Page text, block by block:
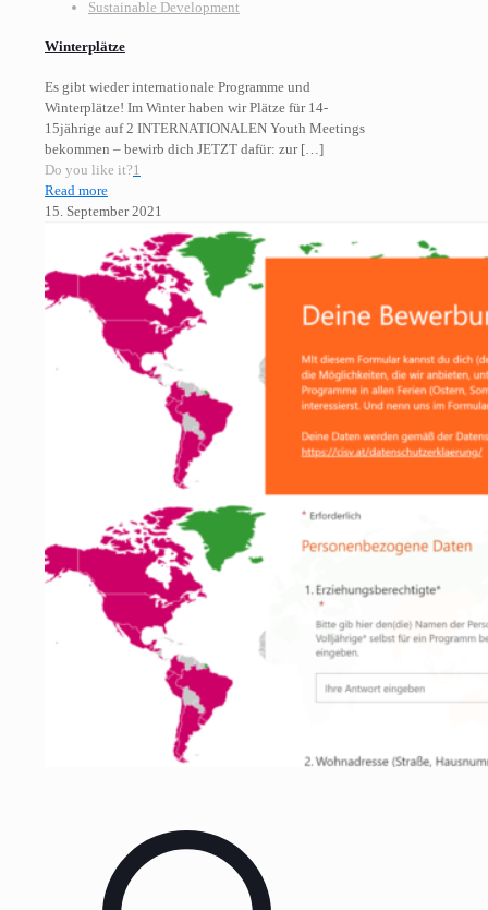
Sustainable Development
Winterplätze
Es gibt wieder internationale Programme und
Winterplätze! Im Winter haben wir Plätze für 14-
15jährige auf 2 INTERNATIONALEN Youth Meetings
bekommen – bewirb dich JETZT dafür: zur[…]
Do you like it?1
Read more
15. September 2021